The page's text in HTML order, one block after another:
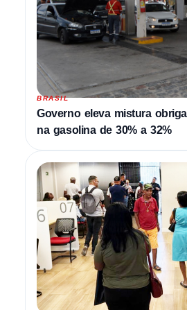
BRASIL
Governo eleva mistura
na gasolina de 30% a 32%